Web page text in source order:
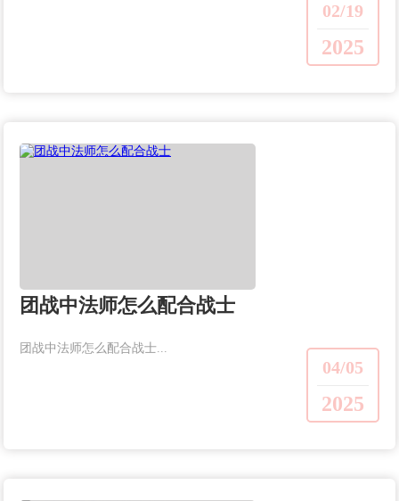
02/19
2025
团战中法师怎么配合战士
04/05
2025
团战中法师怎么配合战士...